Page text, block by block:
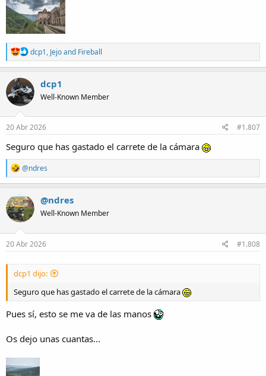
R
e
a
c
t
i
n
s
dcp1, Jejoand Fireball
dcp1
Well-Known Member
20 Abr 2026 #1.807
Seguro que has gastado el carrete de la cámara
R
e
a
c
t
i
o
n
s
@ndres
@ndres
Well-Known Member
20 Abr 2026 #1.808
dcp1 dijo:
Seguro que has gastado el carrete de la cámara
Pues sí, esto se me va de las manos
Os dejo unas cuantas...